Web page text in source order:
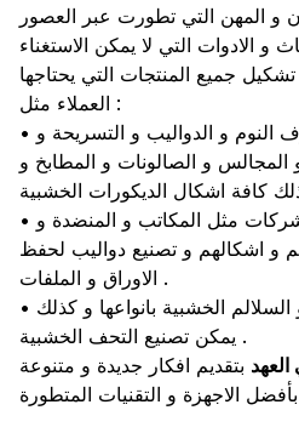
و المهن التي تطورت عبر العصور
و الادوات التي لا يمكن الاستغناء
جميع المنتجات التي يحتاجها
العملاء مثل :
• الاثاث المنزلي سواء غرف النوم و الدواليب و التسريحة و
و الصالونات و المطابخ و
• الاثاث الخاص بالمكاتب و الشركات مثل المكاتب و المنضدة و
و اشكالهم و تصنيع دواليب لحفظ
الاوراق و الملفات .
• الابواب الخشبية و النوافذ و السلالم الخشبية بانواعها و كذلك
يمكن تصنيع التحف الخشبية .
بتقديم افكار جديدة و متنوعة